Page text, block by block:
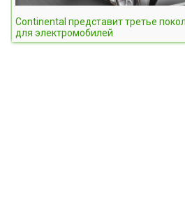
Continental представит третье
для электромобилей